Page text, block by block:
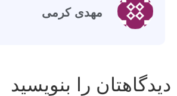
مهدی کرمی
دیدگاهتان را بنویسید